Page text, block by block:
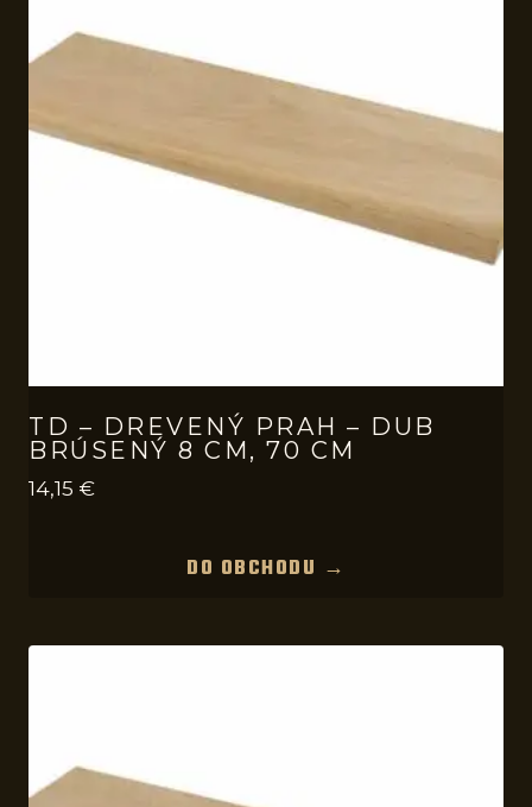
TD – DREVENÝ PRAH – DUB
BRÚSENÝ 8 CM, 70 CM
14,15 €
DO OBCHODU →